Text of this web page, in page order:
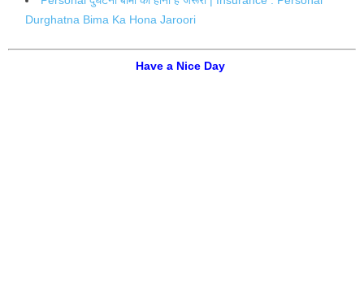
Durghatna Bima Ka Hona Jaroori
Have a Nice Day